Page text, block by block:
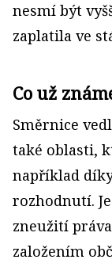
nesmí být
zaplatila ve
Co už
Směrnice
také oblasti,
například
rozhodnutí.
zneužití
založením